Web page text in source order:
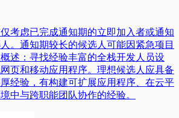
考虑已完成通知期的立即加入者或通知
。通知期较长的候选人可能因紧急项目
述：寻找经验丰富的全栈开发人员设
页和移动应用程序。理想候选人应具备
经验，有构建可扩展应用程序、在云平
中与跨职能团队协作的经验。